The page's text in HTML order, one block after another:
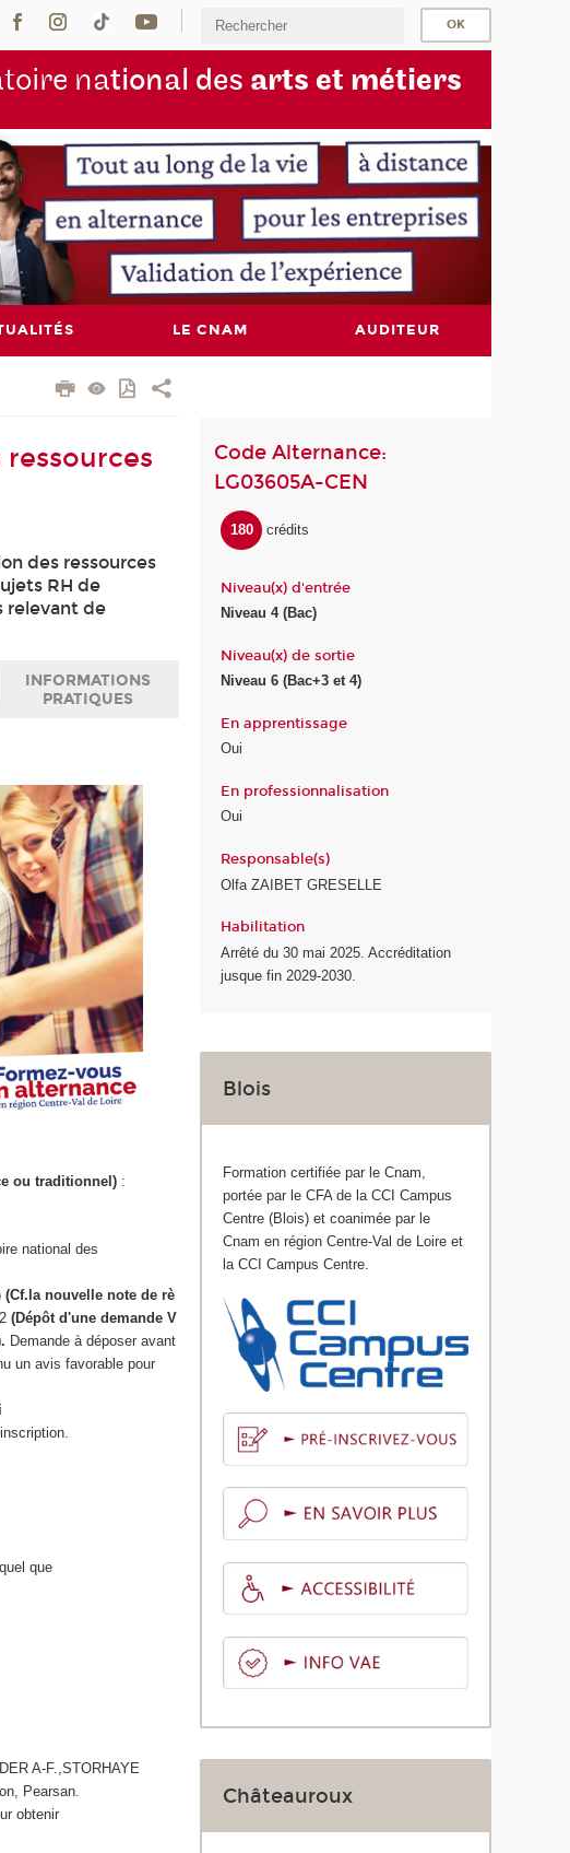
national des arts et métiers
LE CNAM AUDITEUR
des ressources
RH de
relevant de
INFORMATIONS
PRATIQUES
ou traditionnel) :
national des
(Cf.la nouvelle note de rè
(Dépôt d'une demande V
Demande à déposer avant
un avis favorable pour
quel que
A-F.,STORHAYE
Pearsan.
obtenir
Code Alternance:
LG03605A-CEN
180 crédits
Niveau(x) d'entrée
Niveau 4 (Bac)
Niveau(x) de sortie
Niveau 6 (Bac+3 et 4)
En apprentissage
Oui
En professionnalisation
Oui
Responsable(s)
Olfa ZAIBET GRESELLE
Habilitation
Arrêté du 30 mai 2025. Accréditation
jusque fin 2029-2030.
Blois
Formation certifiée par le Cnam,
portée par le CFA de la CCI Campus
Centre (Blois) et coanimée par le
Cnam en région Centre-Val de Loire et
la CCI Campus Centre.
Châteauroux